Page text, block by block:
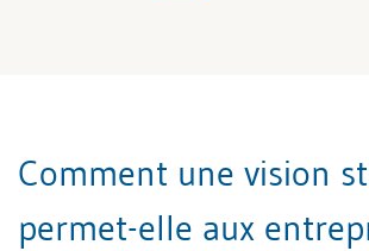
Comment une vision
permet-elle aux